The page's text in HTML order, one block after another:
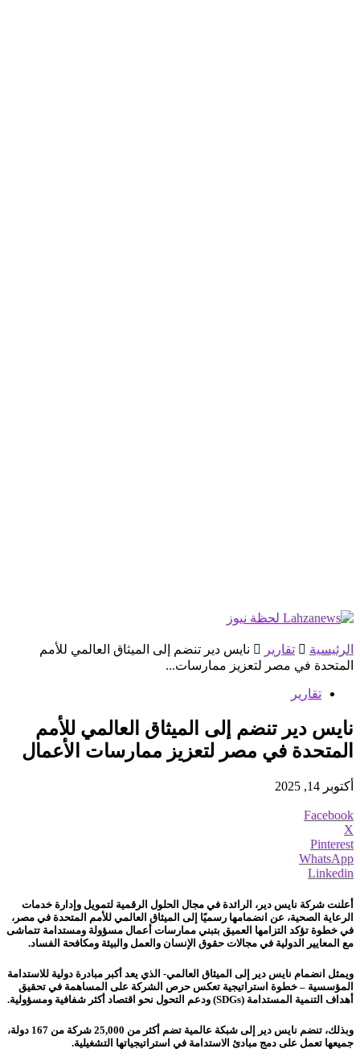
الرئيسية تقارير
نايس دير تنضم إلى الميثاق العالمي للأمم
المتحدة في مصر لتعزيز ممارسات...
تقارير
نايس دير تنضم إلى الميثاق العالمي للأمم
المتحدة في مصر لتعزيز ممارسات الأعمال
أكتوبر 14, 2025
Facebook
X
Pinterest
WhatsApp
Linkedin
أعلنت شركة نايس دير، الرائدة في مجال الحلول الرقمية لتمويل وإدارة خدمات
الرعاية الصحية، عن انضمامها رسميًا إلى الميثاق العالمي للأمم المتحدة في مصر،
في خطوة تؤكد التزامها العميق بتبني ممارسات أعمال مسؤولة ومستدامة تتماشى
مع المعايير الدولية في مجالات حقوق الإنسان والعمل والبيئة ومكافحة الفساد.
ويمثل انضمام نايس دير إلى الميثاق العالمي- الذي يعد أكبر مبادرة دولية للاستدامة
المؤسسية – خطوة استراتيجية تعكس حرص الشركة على المساهمة في تحقيق
أهداف التنمية المستدامة (SDGs) ودعم التحول نحو اقتصاد أكثر شفافية ومسؤولية.
وبذلك، تنضم نايس دير إلى شبكة عالمية تضم أكثر من 25,000 شركة من 167 دولة،
جميعها تعمل على دمج مبادئ الاستدامة في استراتيجياتها التشغيلية.